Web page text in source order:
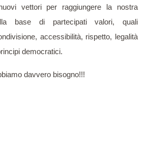
vettori per raggiungere la nostra
base di partecipati valori, quali
accessibilità, rispetto, legalità
democratici.
davvero bisogno!!!